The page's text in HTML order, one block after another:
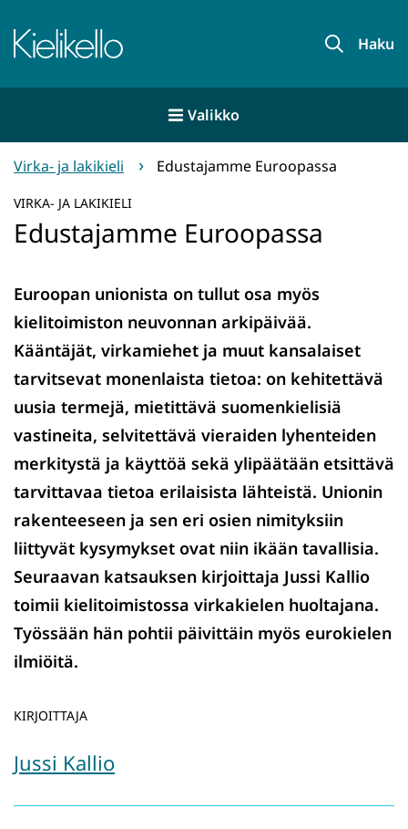
sisältöön
Etusivu Haku
Valikko
Virka- ja lakikieli Edustajamme Euroopassa
VIRKA- JA LAKIKIELI
Edustajamme Euroopassa
Euroopan unionista on tullut osa myös
kielitoimiston neuvonnan arkipäivää.
Kääntäjät, virkamiehet ja muut kansalaiset
tarvitsevat monenlaista tietoa: on kehitettävä
uusia termejä, mietittävä suomenkielisiä
vastineita, selvitettävä vieraiden lyhenteiden
merkitystä ja käyttöä sekä ylipäätään etsittävä
tarvittavaa tietoa erilaisista lähteistä. Unionin
rakenteeseen ja sen eri osien nimityksiin
liittyvät kysymykset ovat niin ikään tavallisia.
Seuraavan katsauksen kirjoittaja Jussi Kallio
toimii kielitoimistossa virkakielen huoltajana.
Työssään hän pohtii päivittäin myös eurokielen
ilmiöitä.
KIRJOITTAJA
Jussi Kallio